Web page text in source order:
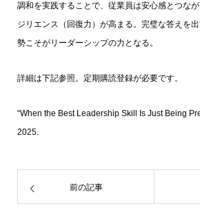
調和を実践することで、従業員は安心感とつな
ジリエンス（回復力）が高まる。完璧な答えを
勢こそがリーダーシップの力となる。
詳細は下記参照。定期購読登録が必要です。
“When the Best Leadership Skill Is Just Being
2025.
前の記事